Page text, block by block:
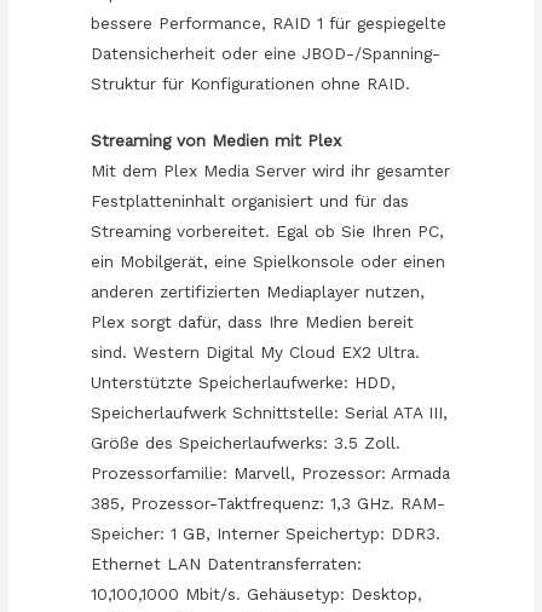
bessere Performance, RAID 1 für gespiegelte
Datensicherheit oder eine JBOD-/Spanning-
Struktur für Konfigurationen ohne RAID.
Streaming von Medien mit Plex
Mit dem Plex Media Server wird ihr gesamter
Festplatteninhalt organisiert und für das
Streaming vorbereitet. Egal ob Sie Ihren PC,
ein Mobilgerät, eine Spielkonsole oder einen
anderen zertifizierten Mediaplayer nutzen,
Plex sorgt dafür, dass Ihre Medien bereit
sind. Western Digital My Cloud EX2 Ultra.
Unterstützte Speicherlaufwerke: HDD,
Speicherlaufwerk Schnittstelle: Serial ATA III,
Größe des Speicherlaufwerks: 3.5 Zoll.
Prozessorfamilie: Marvell, Prozessor: Armada
385, Prozessor-Taktfrequenz: 1,3 GHz. RAM-
Speicher: 1 GB, Interner Speichertyp: DDR3.
Ethernet LAN Datentransferraten:
10,100,1000 Mbit/s. Gehäusetyp: Desktop,